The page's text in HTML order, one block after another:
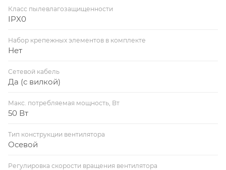
Класс пылевлагозащищенности
IPX0
Набор крепежных элементов в комплекте
Нет
Сетевой кабель
Да (с вилкой)
Макс. потребляемая мощность, Вт
50 Вт
Тип конструкции вентилятора
Осевой
Регулировка скорости вращения вентилятора